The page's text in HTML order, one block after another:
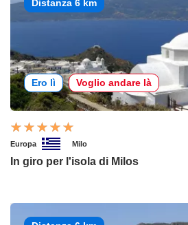
Distanza 6 km
Ero lì Voglio andare là
Europa Milo
In giro per l'isola di Milos